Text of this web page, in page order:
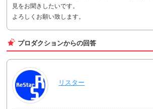
見をお聞きしたいです。
よろしくお願い致します。
プロダクションからの回答
リスター